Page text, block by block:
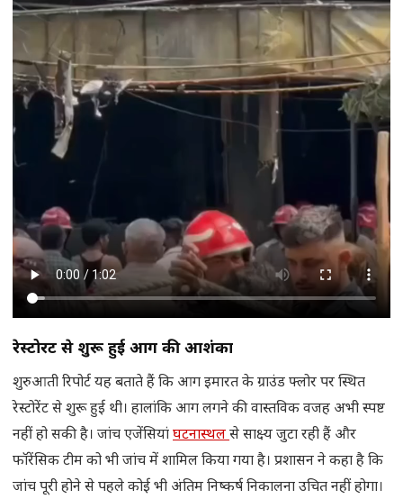
रेस्टोरेंट से शुरू हुई आग की आशंका
शुरुआती रिपोर्ट यह बताते हैं कि आग इमारत के ग्राउंड फ्लोर पर स्थित
रेस्टोरेंट से शुरू हुई थी। हालांकि आग लगने की वास्तविक वजह अभी स्पष्ट
नहीं हो सकी है। जांच एजेंसियांघटनास्थलसे साक्ष्य जुटा रही हैं और
फॉरेंसिक टीम को भी जांच में शामिल किया गया है। प्रशासन ने कहा है कि
जांच पूरी होने से पहले कोई भी अंतिम निष्कर्ष निकालना उचित नहीं होगा।